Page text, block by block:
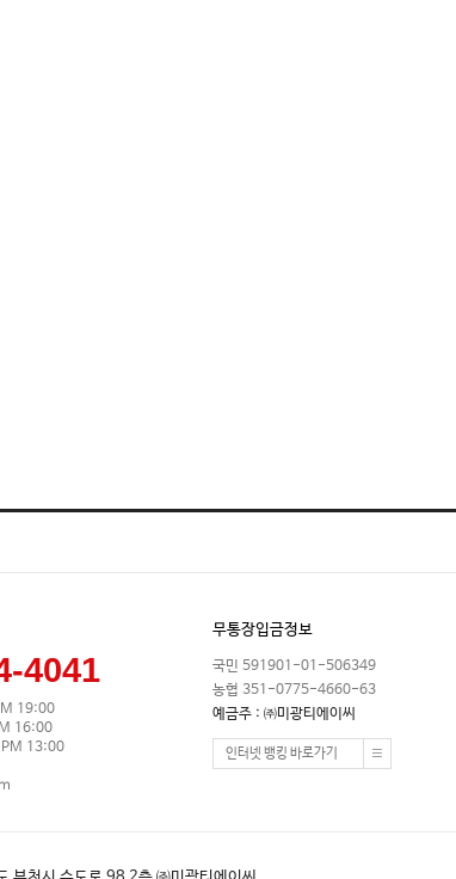
4041
19:00
16:00
13:00
무통장입금정보
국민 591901-01-506349
농협 351-0775-4660-63
예금주 : ㈜미광티에이씨
인터넷 뱅킹 바로가기